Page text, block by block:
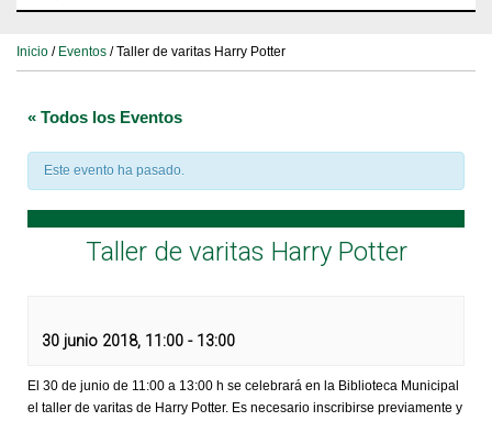
Inicio / Eventos / Taller de varitas Harry Potter
« Todos los Eventos
Este evento ha pasado.
Taller de varitas Harry Potter
30 junio 2018, 11:00 - 13:00
El 30 de junio de 11:00 a 13:00 h se celebrará en la Biblioteca Municipal
el taller de varitas de Harry Potter. Es necesario inscribirse previamente y